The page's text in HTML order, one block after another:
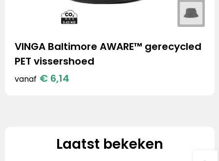
VINGA Baltimore AWARE™ gerecycled
PET vissershoed
vanaf € 6,14
Laatst bekeken